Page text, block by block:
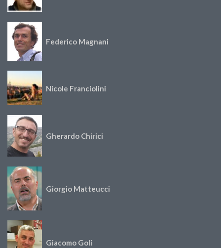
Federico Magnani
Nicole Franciolini
Gherardo Chirici
Giorgio Matteucci
Giacomo Goli